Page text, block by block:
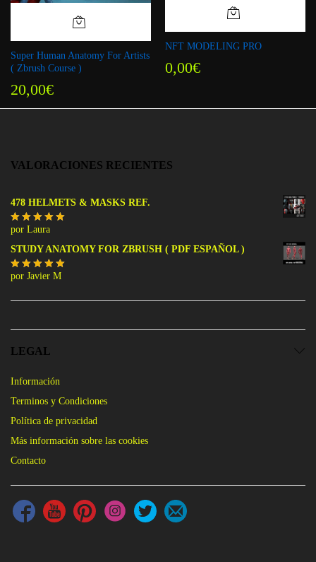
Super Human Anatomy For Artists
( Zbrush Course )
20,00€
NFT MODELING PRO
0,00€
VALORACIONES RECIENTES
478 HELMETS & MASKS REF.
Valorado
con5de 5
por Laura
STUDY ANATOMY FOR ZBRUSH ( PDF ESPAÑOL )
Valorado
por Javier M
LEGAL
Información
Terminos y Condiciones
Política de privacidad
Más información sobre las cookies
Contacto